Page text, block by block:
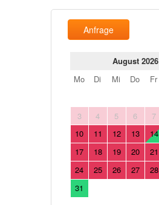
Anfrage
August 2026
Mo
Di Mi Do Fr
3
4 5 6 7
10
11 12 13 14
17
18 19 20 21
24
25 26 27 28
31